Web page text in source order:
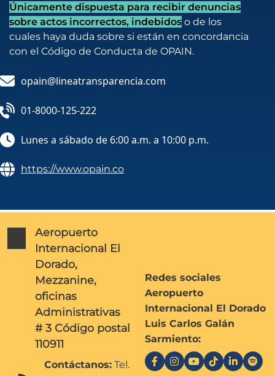
Únicamente dispuesta para recibir denuncias
sobre actos incorrectos, indebidos o de los
cuales haya duda sobre si están en concordancia
con el Código de Conducta de OPAIN.
opain@lineatransparencia.com
01-8000-125-222
Lunes a sábado de 6:00 a.m. a 10:00 p.m.
https://www.opain.co
Aeropuerto
Internacional El
Dorado,
Mezzanine,
oficinas
Administrativas
# 3 Código postal
110911
Contáctanos: Tel.
Redes sociales
Aeropuerto
Internacional El Dorado
Luis Carlos Galán
Sarmiento: